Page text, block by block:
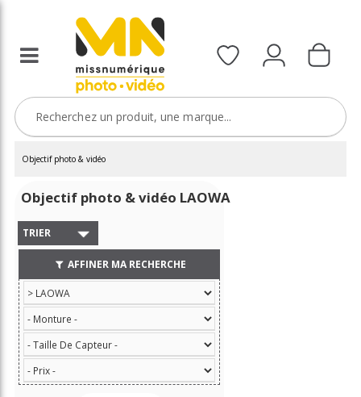
Objectif photo & vidéo
Objectif photo & vidéo LAOWA
TRIER
AFFINER MA RECHERCHE